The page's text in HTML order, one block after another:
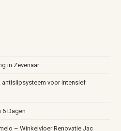
in Zevenaar
antislipsysteem voor intensief
6 Dagen
– Winkelvloer Renovatie Jac